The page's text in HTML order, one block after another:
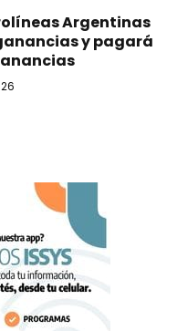
Argentinas
y pagará